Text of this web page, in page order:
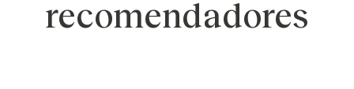
recomendadores